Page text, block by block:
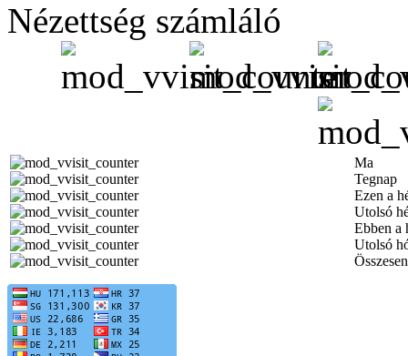
Nézettség számláló
Ma
Tegnap
Ezen a
Utolsó
Ebben a
Utolsó
Összesen